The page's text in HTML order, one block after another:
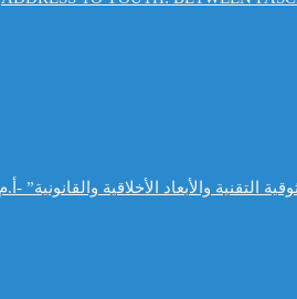
التقنية والأبعاد الأخلاقية